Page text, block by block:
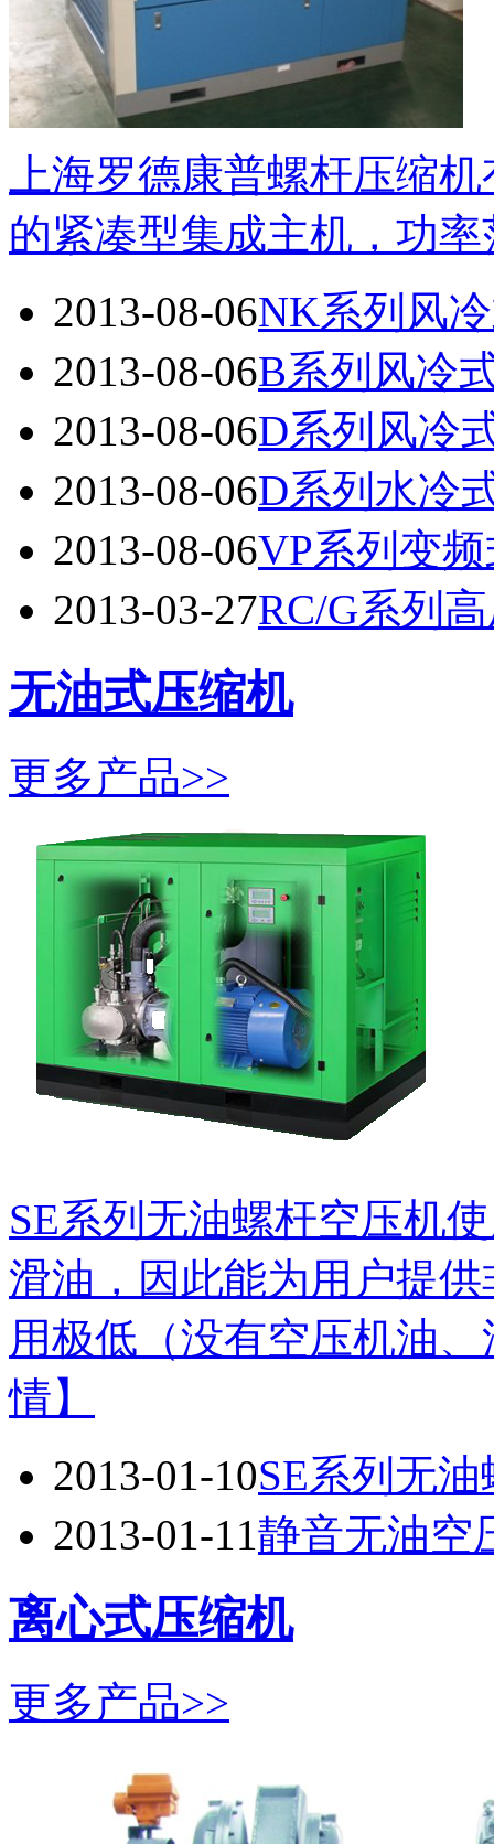
上海罗德康普螺杆压缩
的紧凑型集成主机，功
2013-08-06NK系列风
2013-08-06B系列风冷
2013-08-06D系列风冷
2013-08-06D系列水冷
2013-08-06VP系列变
2013-03-27RC/G系列
无油式压缩机
更多产品>>
SE系列无油螺杆空压机
滑油，因此能为用户提
用极低（没有空压机油
情】
2013-01-10SE系列无
2013-01-11静音无油空
离心式压缩机
更多产品>>